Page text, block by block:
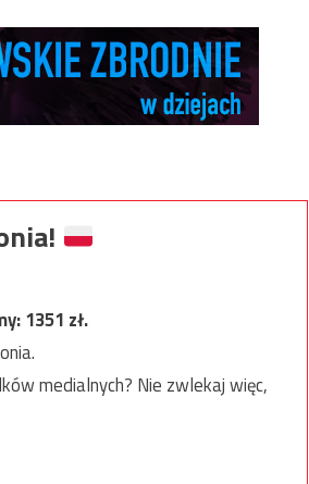
1351 zł.
medialnych? Nie zwlekaj więc,